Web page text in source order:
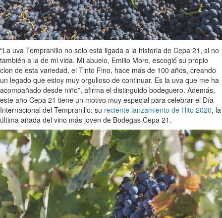
“La uva Tempranillo no solo está ligada a la historia de Cepa 21, si no
también a la de mi vida. Mi abuelo, Emilio Moro, escogió su propio
clon de esta variedad, el Tinto Fino, hace más de 100 años, creando
un legado que estoy muy orgulloso de continuar. Es la uva que me ha
acompañado desde niño”, afirma el distinguido bodeguero. Además,
este año Cepa 21 tiene un motivo muy especial para celebrar el Día
Internacional del Tempranillo: su reciente lanzamiento de Hito 2020, la
última añada del vino más joven de Bodegas Cepa 21.